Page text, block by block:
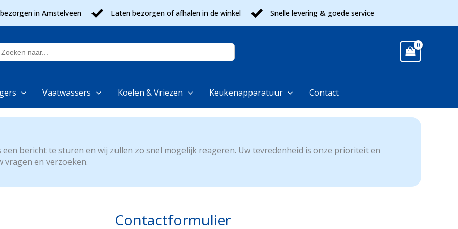
in Amstelveen Laten bezorgen of afhalen in de winkel Snelle levering & goede service
Vaatwassers Koelen & Vriezen Keukenapparatuur Contact
bericht te sturen en wij zullen zo snel mogelijk reageren. Uw tevredenheid is onze prioriteit en
vragen en verzoeken.
Contactformulier